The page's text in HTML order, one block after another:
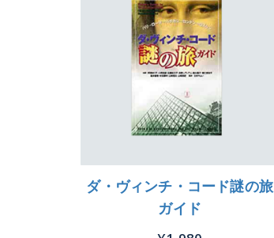
ダ・ヴィンチ・コード謎の旅
ガイド